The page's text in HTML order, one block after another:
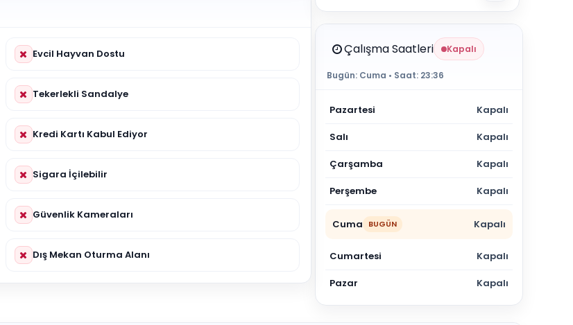
Evcil Hayvan Dostu
Tekerlekli Sandalye
Kredi Kartı Kabul Ediyor
Sigara İçilebilir
Güvenlik Kameraları
Dış Mekan Oturma Alanı
Çalışma Saatleri Kapalı
Bugün: Cuma • Saat: 23:36
Pazartesi Kapalı
Salı Kapalı
Çarşamba Kapalı
Perşembe Kapalı
Cuma BUGÜN Kapalı
Cumartesi Kapalı
Pazar Kapalı